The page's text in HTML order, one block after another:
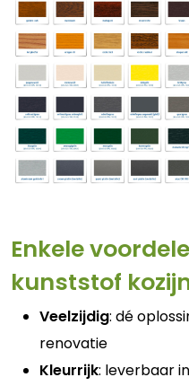
Enkele
kunststof
Veelzijdig: dé
renovatie
Kleurrijk: leverbaar